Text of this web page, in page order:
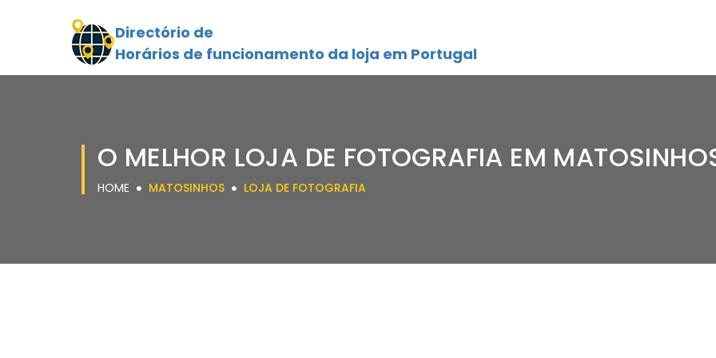
Directório de
Horários de funcionamento da loja em Portugal
O MELHOR LOJA DE FOTOGRAFIA EM
HOME MATOSINHOS LOJA DE FOTOGRAFIA